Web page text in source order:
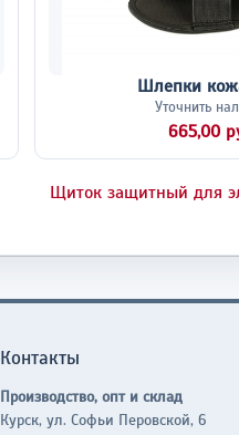
Шлепки
Уточнить
665,00
Щиток защитный для
Контакты
Производство, опт и склад
Курск, ул. Софьи Перовской, 6